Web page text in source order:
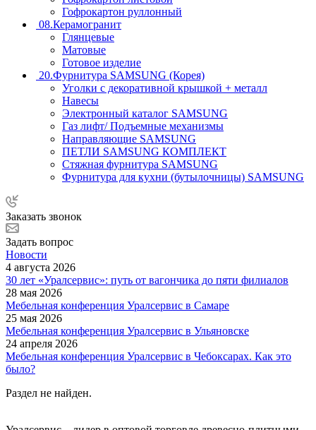
Гофрокартон руллонный
08.Керамогранит
Глянцевые
Матовые
Готовое изделие
20.Фурнитура SAMSUNG (Корея)
Уголки с декоративной крышкой + металл
Навесы
Электронный каталог SAMSUNG
Газ лифт/ Подъемные механизмы
Направляющие SAMSUNG
ПЕТЛИ SAMSUNG КОМПЛЕКТ
Стяжная фурнитура SAMSUNG
Фурнитура для кухни (бутылочницы) SAMSUNG
Заказать звонок
Задать вопрос
Новости
4 августа 2026
30 лет «Уралсервис»: путь от вагончика до пяти филиалов
28 мая 2026
Мебельная конференция Уралсервис в Самаре
25 мая 2026
Мебельная конференция Уралсервис в Ульяновске
24 апреля 2026
Мебельная конференция Уралсервис в Чебоксарах. Как это
было?
Раздел не найден.